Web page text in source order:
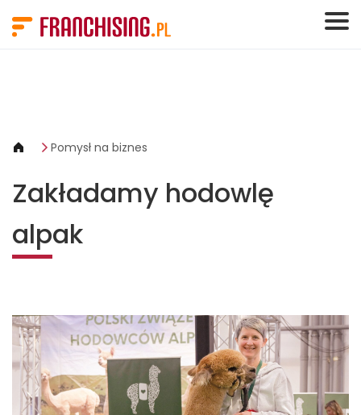
Pomysł na biznes
Zakładamy hodowlę
alpak